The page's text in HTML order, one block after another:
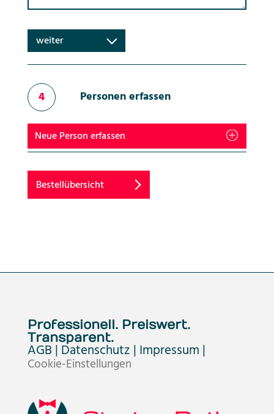
weiter
4 Personen erfassen
Neue Person erfassen
Bestellübersicht
Professionell. Preiswert.
Transparent.
AGB | Datenschutz | Impressum |
Cookie-Einstellungen